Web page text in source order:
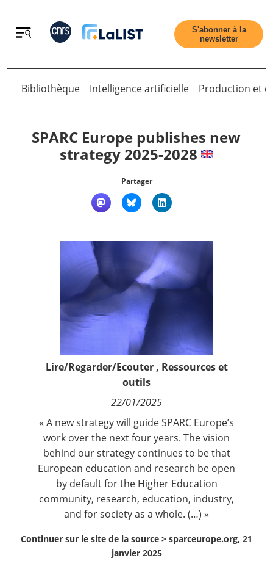
Retour
Qui sommes nous ?
Nous suivre
S'abonner à la
newsletter
Retour
Bibliothèque Intelligence artificielle Production et
SPARC Europe publishes new
strategy 2025-2028
Partager
Lire/Regarder/Ecouter, Ressources et
outils
22/01/2025
« A new strategy will guide SPARC Europe’s
work over the next four years. The vision
behind our strategy continues to be that
European education and research be open
by default for the Higher Education
community, research, education, industry,
and for society as a whole. (…) »
Continuer sur le site de la source > sparceurope.org, 21
janvier 2025